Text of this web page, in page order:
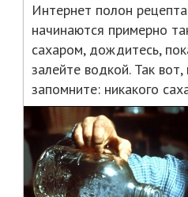
Интернет полон
начинаются примерно
сахаром, дождитесь,
залейте водкой. Так
запомните: никакого